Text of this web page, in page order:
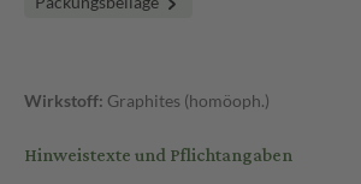
Wirkstoff: Graphites (homöoph.)
Hinweistexte und Pflichtangaben